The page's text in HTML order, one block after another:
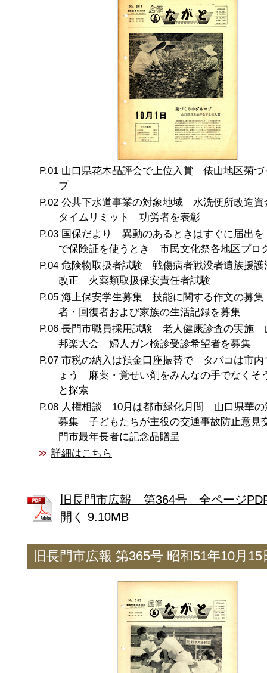
山口県花木品評会で上位入賞 俵山地区菊づ
プ
公共下水道事業の対象地域 水洗便所改造資
タイムリミット 功労者を表彰
国保だより 異動のあるときはすぐに届出
で保険証を使うとき 市民文化祭各地区プロ
危険物取扱者試験 戦傷病者戦没者遺族援護
改正 火薬類取扱保安責任者試験
海上保安学生募集 技能に関する作文の募
者・回復者および家族の生活記録を募集
長門市職員採用試験 老人健康診査の実施
邦楽大会 婦人ガン検診受診希望者を募集
市税の納入は預金口座振替で タバコは市内
ょう 麻薬・覚せい剤をみんなの手でなく
と探索
人権相談 10月は都市緑化月間 山口県華の
募集 子どもたちが主役の交通事故防止意
門市最年長者に記念品贈呈
詳細はこちら
旧長門市広報 第364号 全ページ
開く 9.10MB
旧長門市広報 第365号 昭和51年10月15